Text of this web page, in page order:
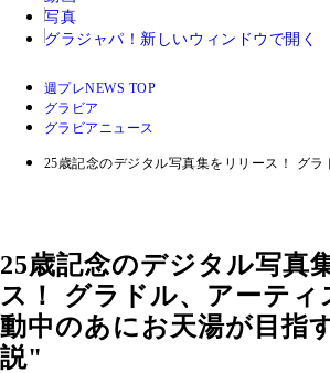
写真
グラジャパ！ 新しいウィンドウで開く
週プレNEWS TOP
グラビア
グラビアニュース
25歳記念のデジタル写真集をリリース！ グ
25歳記念のデジタル写真
ス！ グラドル、アーティ
動中のあにお天湯が目指
説"